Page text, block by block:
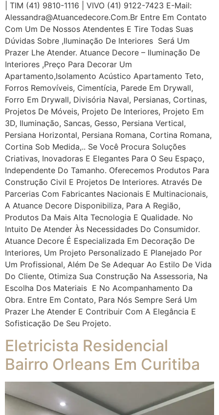
| TIM (41) 9810-1116 | VIVO (41) 9122-7423 E-Mail:
Alessandra@atuancedecore.com.br Entre Em Contato
Com Um De Nossos Atendentes E Tire Todas Suas
Dúvidas Sobre ,iluminação De Interiores Será Um
Prazer Lhe Atender. Atuance Decore – Iluminação De
Interiores ,Preço Para Decorar Um
Apartamento,Isolamento Acústico Apartamento Teto,
Forros Removíveis, Cimentícia, Parede Em Drywall,
Forro Em Drywall, Divisória Naval, Persianas, Cortinas,
Projetos De Móveis, Projeto De Interiores, Projeto Em
3D, Iluminação, Sancas, Gesso, Persiana Vertical,
Persiana Horizontal, Persiana Romana, Cortina Romana,
Cortina Sob Medida,.. Se Você Procura Soluções
Criativas, Inovadoras E Elegantes Para O Seu Espaço,
Independente Do Tamanho. Oferecemos Produtos Para
Construção Civil E Projetos De Interiores. Através De
Parcerias Com Fabricantes Nacionais E Multinacionais,
A Atuance Decore Disponibiliza, Para A Região,
Produtos Da Mais Alta Tecnologia E Qualidade. No
Intuito De Atender Às Necessidades Do Consumidor.
Atuance Decore É Especializada Em Decoração De
Interiores, Um Projeto Personalizado E Planejado Por
Um Profissional, Além De Se Adequar Ao Estilo De Vida
Do Cliente, Otimiza Sua Construção Na Assessoria, Na
Escolha Dos Materiais E No Acompanhamento Da
Obra. Entre Em Contato, Para Nós Sempre Será Um
Prazer Lhe Atender E Contribuir Com A Elegância E
Sofisticação De Seu Projeto.
Eletricista Residencial
Bairro Orleans Em Curitiba